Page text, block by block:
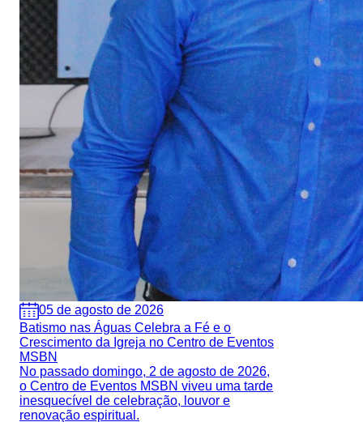
05 de agosto de 2026
Batismo nas Águas Celebra a Fé e o
Crescimento da Igreja no Centro de Eventos
MSBN
No passado domingo, 2 de agosto de 2026,
o Centro de Eventos MSBN viveu uma tarde
inesquecível de celebração, louvor e
renovação espiritual.